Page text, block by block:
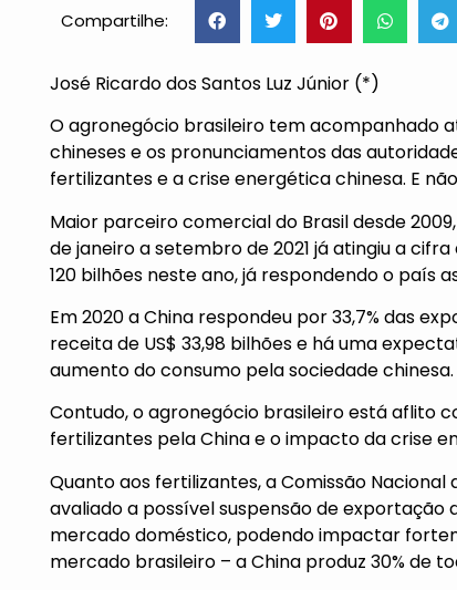
Compartilhe:
José Ricardo dos Santos Luz Júnior (*)
O agronegócio brasileiro tem acompanhado
chineses e os pronunciamentos das
fertilizantes e a crise energética chinesa. E
Maior parceiro comercial do Brasil desde
de janeiro a setembro de 2021 já atingiu a cifra
120 bilhões neste ano, já respondendo o país
Em 2020 a China respondeu por 33,7% das
receita de US$ 33,98 bilhões e há uma
aumento do consumo pela sociedade chinesa.
Contudo, o agronegócio brasileiro está aflito
fertilizantes pela China e o impacto da crise
Quanto aos fertilizantes, a Comissão
avaliado a possível suspensão de
mercado doméstico, podendo impactar
mercado brasileiro – a China produz 30% de